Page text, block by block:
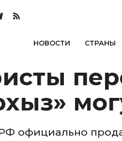
НОВОСТИ СТРАНЫ
официально